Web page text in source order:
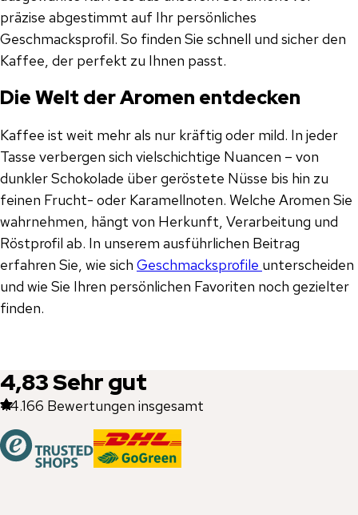
präzise abgestimmt auf Ihr persönliches
Geschmacksprofil. So finden Sie schnell und sicher den
Kaffee, der perfekt zu Ihnen passt.
Die Welt der Aromen entdecken
Kaffee ist weit mehr als nur kräftig oder mild. In jeder
Tasse verbergen sich vielschichtige Nuancen – von
dunkler Schokolade über geröstete Nüsse bis hin zu
feinen Frucht- oder Karamellnoten. Welche Aromen Sie
wahrnehmen, hängt von Herkunft, Verarbeitung und
Röstprofil ab. In unserem ausführlichen Beitrag
erfahren Sie, wie sich Geschmacksprofile unterscheiden
und wie Sie Ihren persönlichen Favoriten noch gezielter
finden.
4,83Sehr gut
44.166 Bewertungen insgesamt